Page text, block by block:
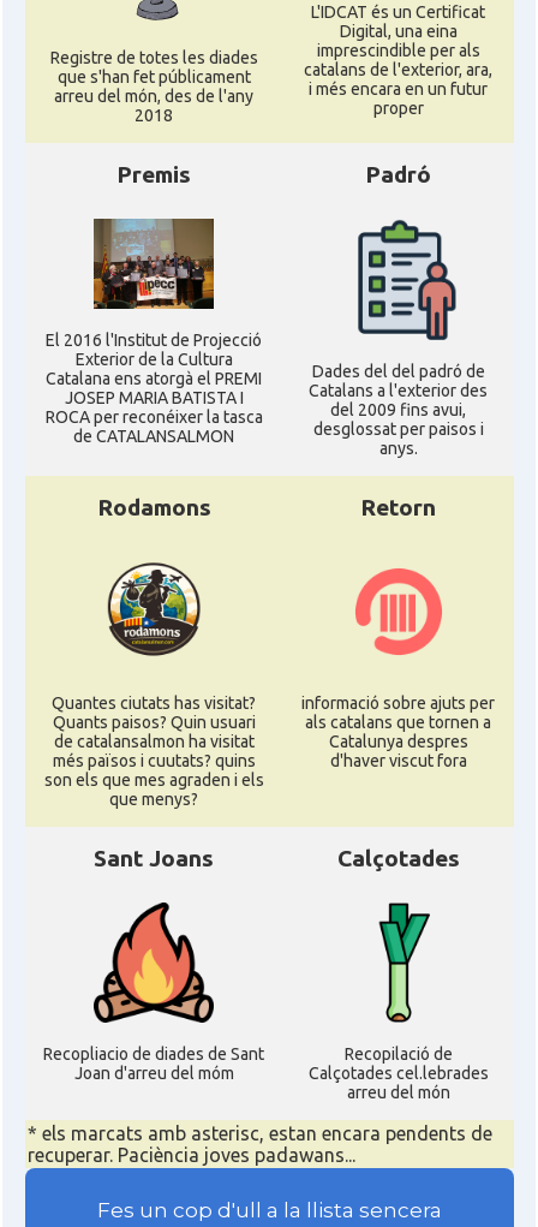
Registre de totes les diades
que s'han fet públicament
arreu del món, des de l'any
2018
L'IDCAT és un Certificat
Digital, una eina
imprescindible per als
catalans de l'exterior, ara,
i més encara en un futur
proper
Premis
El 2016 l'Institut de Projecció
Exterior de la Cultura
Catalana ens atorgà el PREMI
JOSEP MARIA BATISTA I
ROCA per reconéixer la tasca
de CATALANSALMON
Padró
Dades del del padró de
Catalans a l'exterior des
del 2009 fins avui,
desglossat per paisos i
anys.
Rodamons
Quantes ciutats has visitat?
Quants paisos? Quin usuari
de catalansalmon ha visitat
més països i cuutats? quins
son els que mes agraden i els
que menys?
Retorn
informació sobre ajuts per
als catalans que tornen a
Catalunya despres
d'haver viscut fora
Sant Joans
Recopliacio de diades de Sant
Joan d'arreu del móm
Calçotades
Recopilació de
Calçotades cel.lebrades
arreu del món
* els marcats amb asterisc, estan encara pendents de
recuperar. Paciència joves padawans...
Fes un cop d'ull a la llista sencera